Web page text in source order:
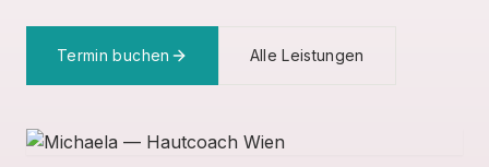
Termin buchen Alle Leistungen